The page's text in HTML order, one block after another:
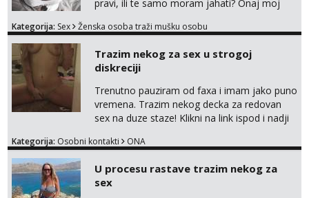
pravi, ili te samo moram jahati? Onaj moj
na sexdater link i javi mi se tamo....
Kategorija: Sex Ženska osoba traži mušku osobu
Trazim nekog za sex u strogoj
diskreciji
Trenutno pauziram od faxa i imam jako puno
vremena. Trazim nekog decka za redovan
sex na duze staze! Klikni na link ispod i nadji
Kategorija: Osobni kontakti ONA
U procesu rastave trazim nekog za
sex